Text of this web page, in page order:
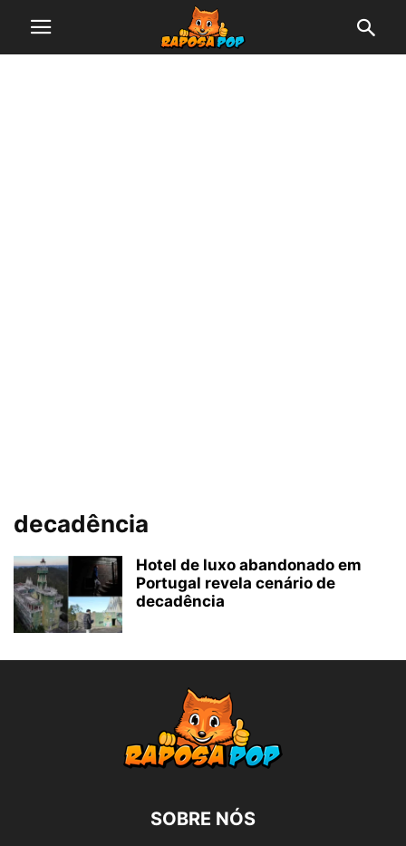
decadência
Hotel de luxo abandonado em
Portugal revela cenário de
decadência
SOBRE NÓS